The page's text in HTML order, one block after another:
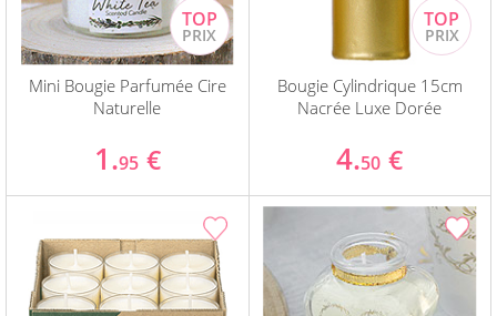
Mini Bougie Parfumée Cire
Naturelle
1.95 €
Bougie Cylindrique 15cm
Nacrée Luxe Dorée
4.50 €